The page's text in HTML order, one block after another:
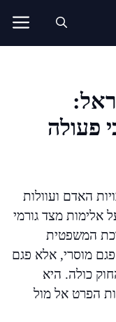
פעולה
האדם ועוולות
אלימות מצד גורמי
המשפטית
מוסרי, אלא פגם
כולה. היא
הפרט אל מול